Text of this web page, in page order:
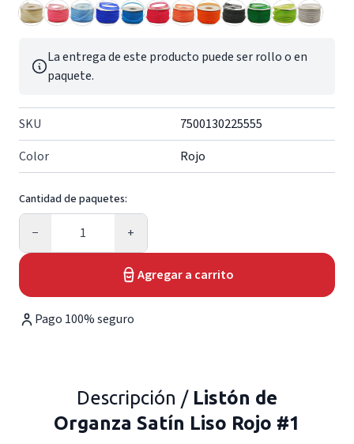
La entrega de este producto puede ser rollo o en
paquete.
SKU
7500130225555
Color
Rojo
Cantidad de paquetes:
−
Cantidad
+
Agregar a carrito
Pago 100% seguro
Descripción / Listón de
Organza Satín Liso Rojo #1